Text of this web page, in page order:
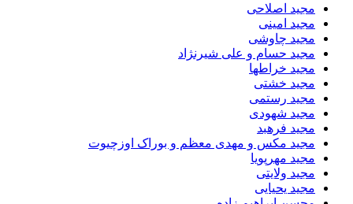
مجید اصلاحی
مجید امینی
مجید چاوشی
مجید حسام و علی شیرنژاد
مجید خراطها
مجید خشتی
مجید رستمی
مجید شهودی
مجید فرهبد
مجید مکس و مهدی معظم و بوراک اوزچیوت
مجید مهرپویا
مجید ولایتی
مجید یحیایی